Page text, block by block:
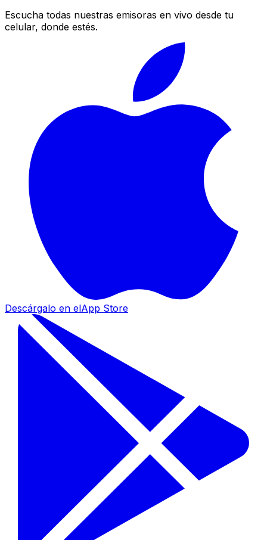
Escucha todas nuestras emisoras en vivo desde tu
celular, donde estés.
Descárgalo en elApp Store